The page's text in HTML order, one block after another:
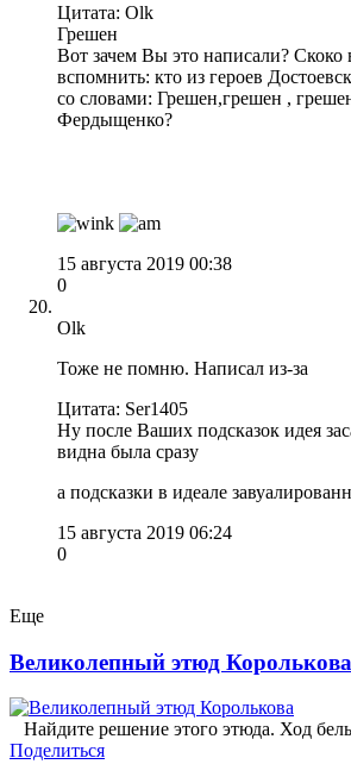
Цитата: Olk
Грешен
Вот зачем Вы это написали?
вспомнить: кто из героев
со словами: Грешен,грешен ,
Фердыщенко?
15 августа 2019 00:38
0
Olk
Тоже не помню. Написал из-за
Цитата: Ser1405
Ну после Ваших подсказок идея
видна была сразу
а подсказки в идеале
15 августа 2019 06:24
0
Еще
Великолепный этюд Королькова
Найдите решение этого этюда. Ход
Поделиться